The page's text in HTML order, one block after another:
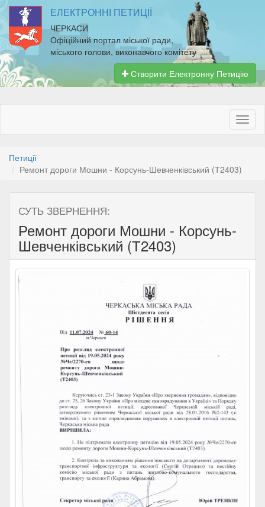
ЕЛЕКТРОННІ ПЕТИЦІЇ
ЧЕРКАСИ
Офіційний портал міської ради,
міського голови, виконавчого комітету
Створити Електронну Петицію
Петиції
Ремонт дороги Мошни - Корсунь-Шевченківський (Т2403)
СУТЬ ЗВЕРНЕННЯ:
Ремонт дороги Мошни - Корсунь-
Шевченківський (Т2403)